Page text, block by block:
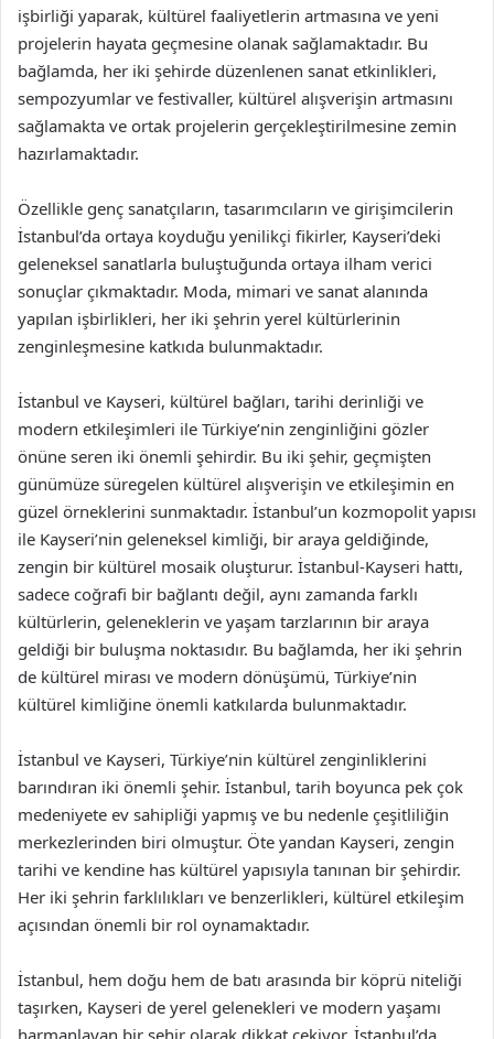
işbirliği yaparak, kültürel faaliyetlerin artmasına ve yeni
projelerin hayata geçmesine olanak sağlamaktadır. Bu
bağlamda, her iki şehirde düzenlenen sanat etkinlikleri,
sempozyumlar ve festivaller, kültürel alışverişin artmasını
sağlamakta ve ortak projelerin gerçekleştirilmesine zemin
hazırlamaktadır.
Özellikle genç sanatçıların, tasarımcıların ve girişimcilerin
İstanbul’da ortaya koyduğu yenilikçi fikirler, Kayseri’deki
geleneksel sanatlarla buluştuğunda ortaya ilham verici
sonuçlar çıkmaktadır. Moda, mimari ve sanat alanında
yapılan işbirlikleri, her iki şehrin yerel kültürlerinin
zenginleşmesine katkıda bulunmaktadır.
İstanbul ve Kayseri, kültürel bağları, tarihi derinliği ve
modern etkileşimleri ile Türkiye’nin zenginliğini gözler
önüne seren iki önemli şehirdir. Bu iki şehir, geçmişten
günümüze süregelen kültürel alışverişin ve etkileşimin en
güzel örneklerini sunmaktadır. İstanbul’un kozmopolit yapısı
ile Kayseri’nin geleneksel kimliği, bir araya geldiğinde,
zengin bir kültürel mosaik oluşturur. İstanbul-Kayseri hattı,
sadece coğrafi bir bağlantı değil, aynı zamanda farklı
kültürlerin, geleneklerin ve yaşam tarzlarının bir araya
geldiği bir buluşma noktasıdır. Bu bağlamda, her iki şehrin
de kültürel mirası ve modern dönüşümü, Türkiye’nin
kültürel kimliğine önemli katkılarda bulunmaktadır.
İstanbul ve Kayseri, Türkiye’nin kültürel zenginliklerini
barındıran iki önemli şehir. İstanbul, tarih boyunca pek çok
medeniyete ev sahipliği yapmış ve bu nedenle çeşitliliğin
merkezlerinden biri olmuştur. Öte yandan Kayseri, zengin
tarihi ve kendine has kültürel yapısıyla tanınan bir şehirdir.
Her iki şehrin farklılıkları ve benzerlikleri, kültürel etkileşim
açısından önemli bir rol oynamaktadır.
İstanbul, hem doğu hem de batı arasında bir köprü niteliği
taşırken, Kayseri de yerel gelenekleri ve modern yaşamı
harmanlayan bir şehir olarak dikkat çekiyor. İstanbul’da,